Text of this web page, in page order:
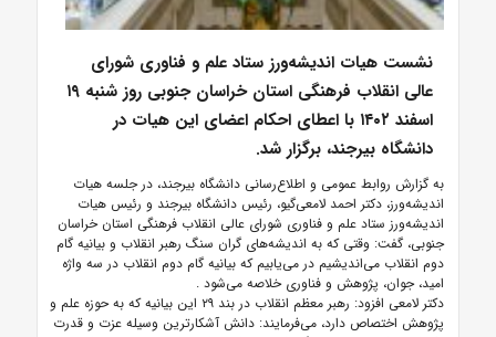
نشست هیات اندیشه‌ورز ستاد علم و فناوری شورای
عالی انقلاب فرهنگی استان خراسان جنوبی روز شنبه ۱۹
اسفند ۱۴۰۲ با اعطای احکام اعضای این هیات در
دانشگاه بیرجند، برگزار شد.
به گزارش روابط عمومی و اطلاع‌رسانی دانشگاه بیرجند، در جلسه هیات
اندیشه‌ورز، دکتر احمد لامعی‌گیو، رئیس دانشگاه بیرجند و رئیس هیات
اندیشه‌ورز ستاد علم و فناوری شورای عالی انقلاب فرهنگی استان خراسان
جنوبی، گفت: وقتی که به اندیشه‌های گران سنگ رهبر انقلاب و بیانیه گام
دوم انقلاب می‌اندیشیم در می‌یابیم که بیانیه گام دوم انقلاب در سه واژه
امید، جوان، پژوهش و فناوری خلاصه می‌شود .
دکتر لامعی افزود: رهبر معظم انقلاب در بند ۲۹ این بیانیه که به حوزه علم و
پژوهش اختصاص دارد، می‌فرمایند: دانش آشکارترین وسیله عزت و قدرت